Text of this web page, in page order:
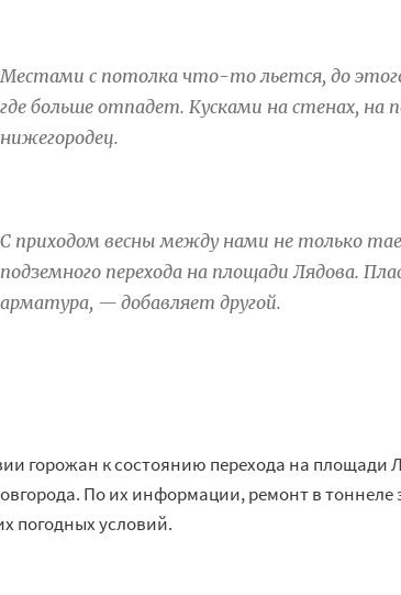
Местами с потолка что-то льется, до
где больше отпадет. Кусками на стенах,
нижегородец.
С приходом весны между нами не только
подземного перехода на площади Лядова.
арматура, — добавляет другой.
горожан к состоянию перехода на площади
По их информации, ремонт в
погодных условий.